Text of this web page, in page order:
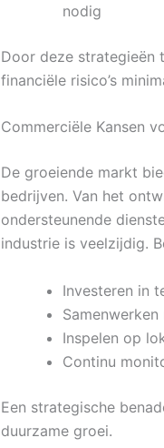
nodig
Door deze strategieën
financiële risico’s
Commerciële Kansen
De groeiende markt
bedrijven. Van het
ondersteunende
industrie is veelzijdig.
Investeren in
Inspelen op
Continu
Een strategische
duurzame groei.